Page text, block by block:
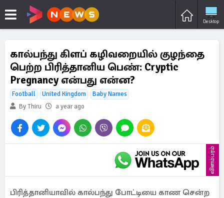
Desktop
கால்பந்து கிளப் கழிவறையில் குழந்தை
பெற்ற பிரித்தானிய பெண்: Cryptic
Pregnancy என்பது என்ன?
Football United Kingdom
Baby Names
By Thiru
a year ago
விளம்பரம்
பிரித்தானியாவில் கால்பந்து போட்டியை காண சென்ற